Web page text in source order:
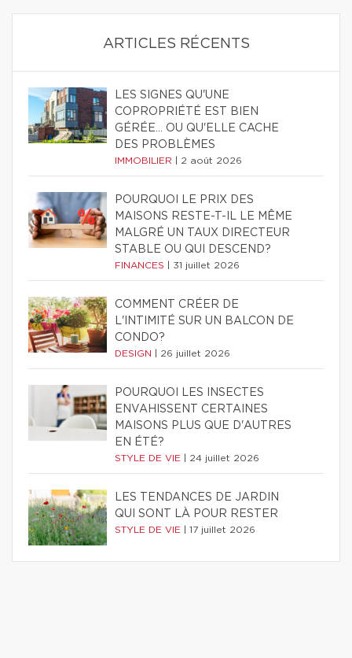
ARTICLES RÉCENTS
LES SIGNES QU'UNE
COPROPRIÉTÉ EST BIEN
GÉRÉE… OU QU'ELLE CACHE
DES PROBLÈMES
IMMOBILIER 2 août 2026
POURQUOI LE PRIX DES
MAISONS RESTE-T-IL LE MÊME
MALGRÉ UN TAUX DIRECTEUR
STABLE OU QUI DESCEND?
FINANCES 31 juillet 2026
COMMENT CRÉER DE
L'INTIMITÉ SUR UN BALCON DE
CONDO?
DESIGN 26 juillet 2026
POURQUOI LES INSECTES
ENVAHISSENT CERTAINES
MAISONS PLUS QUE D'AUTRES
EN ÉTÉ?
STYLE DE VIE 24 juillet 2026
LES TENDANCES DE JARDIN
QUI SONT LÀ POUR RESTER
STYLE DE VIE 17 juillet 2026